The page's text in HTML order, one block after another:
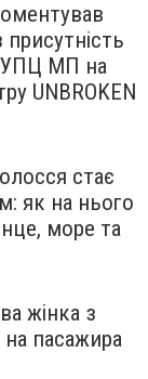
УПЦ МП на
UNBROKEN
стає
як на нього
море та
жінка з
пасажира